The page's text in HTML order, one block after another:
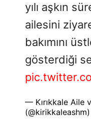
yılı aşkın
ailesini
bakımını
gösterdiği
— Kırıkkale Aile
(@kirikkaleashm)